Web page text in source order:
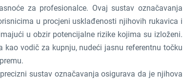
za profesionalce. Ovaj sustav označavanja
u procjeni usklađenosti njihovih rukavica i
u obzir potencijalne rizike kojima su izloženi.
vodič za kupnju, nudeći jasnu referentnu točku
sustav označavanja osigurava da je njihova